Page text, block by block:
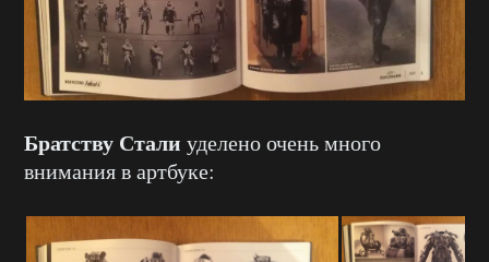
Братству Стали уделено очень много
внимания в артбуке: